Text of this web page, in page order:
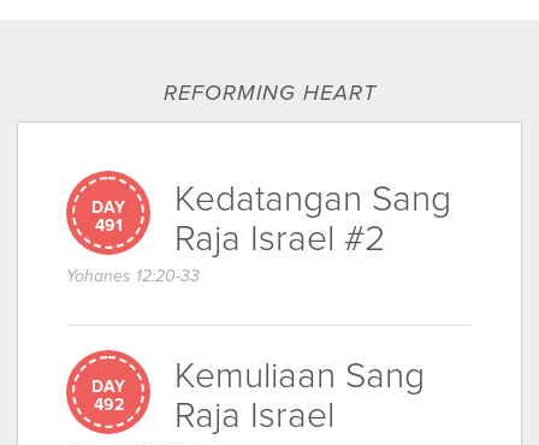
REFORMING HEART
DAY
491
Kedatangan Sang
Raja Israel #2
Yohanes 12:20-33
DAY
492
Kemuliaan Sang
Raja Israel